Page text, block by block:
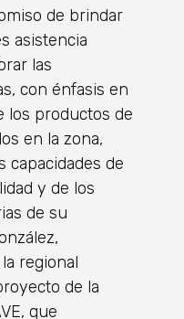
de brindar
asistencia
las
con énfasis en
los productos de
en la zona,
capacidades de
y de los
de su
regional
de la
que